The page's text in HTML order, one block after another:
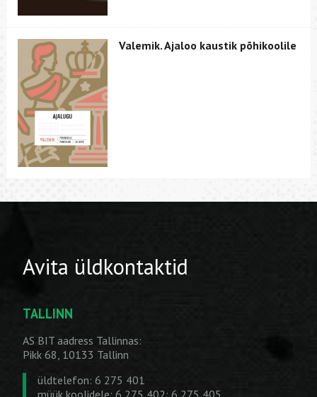
Valemik. Ajaloo kaustik põhikoolile
Avita üldkontaktid
TALLINN
AS BIT aadress Tallinnas:
Pikk 68, 10133 Tallinn
üldtelefon: 6 275 401